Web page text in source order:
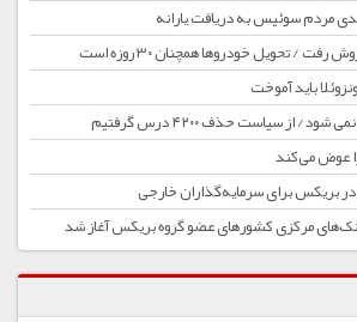
باید آموخت
عوض می‌کند
بریکس برای سرمایه‌گذاران خارجی
مرکزی کشور‌های عضو گروه بریکس آغاز شد